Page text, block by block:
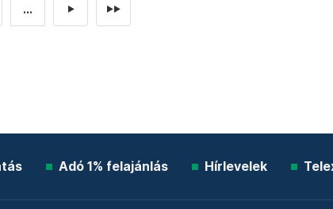
... ► ►►
Adó 1% felajánlás Hírlevelek